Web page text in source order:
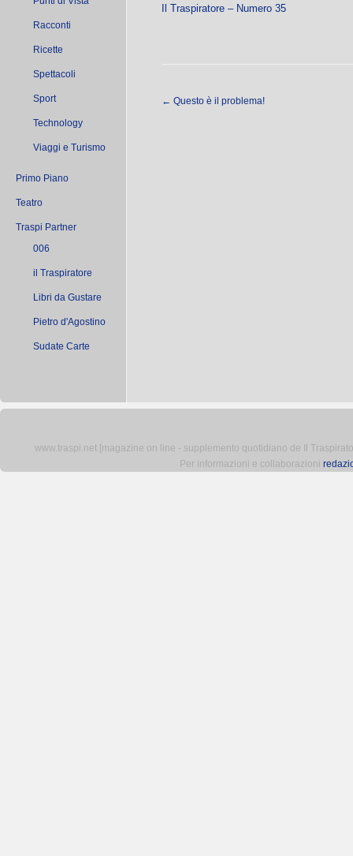
Racconti
Ricette
Spettacoli
Sport
Technology
Viaggi e Turismo
Primo Piano
Teatro
Traspi Partner
006
il Traspiratore
Libri da Gustare
Pietro d'Agostino
Sudate Carte
Il Traspiratore – Numero 35
← Questo è il problema!
www.traspi.net [magazine on line - supplemento quotidiano de Il
Per informazioni e collaborazioni